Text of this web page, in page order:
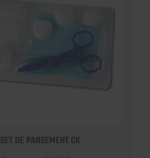
SET DE PANSEMENT CK